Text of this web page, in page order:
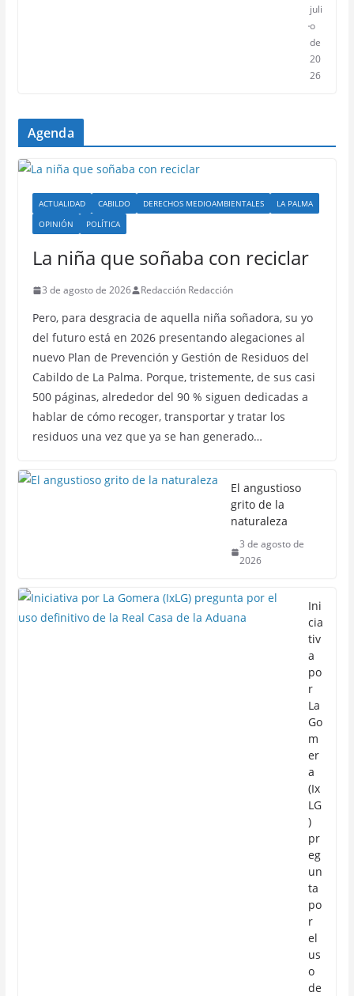
juli
o
de
20
26
Agenda
ACTUALIDAD CABILDO DERECHOS MEDIOAMBIENTALES
LA PALMA
OPINIÓN
POLÍTICA
La niña que soñaba con reciclar
3 de agosto de 2026 Redacción Redacción
Pero, para desgracia de aquella niña soñadora, su yo
del futuro está en 2026 presentando alegaciones al
nuevo Plan de Prevención y Gestión de Residuos del
Cabildo de La Palma. Porque, tristemente, de sus casi
500 páginas, alrededor del 90 % siguen dedicadas a
hablar de cómo recoger, transportar y tratar los
residuos una vez que ya se han generado…
El angustioso
grito de la
naturaleza
3 de agosto de
2026
Ini
cia
tiv
a
po
r
La
Go
m
er
a
(Ix
LG
)
pr
eg
un
ta
po
r
el
us
o
de